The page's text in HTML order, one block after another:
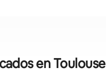
en Toulouse